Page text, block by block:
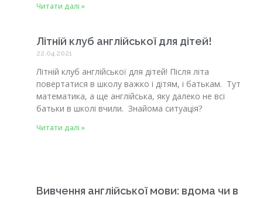
Читати далі »
Літній клуб англійської для дітей!
22.04.2021
Літній клуб англійської для дітей! Після літа
повертатися в школу важко і дітям, і батькам. Тут
математика, а ще англійська, яку далеко не всі
батьки в школі вчили. Знайома ситуація?
Читати далі »
Вивчення англійської мови: вдома чи в